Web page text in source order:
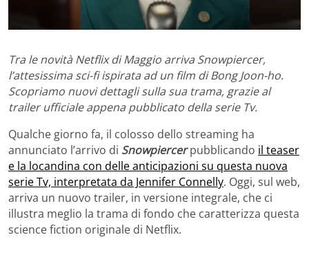
Tra le novità Netflix di Maggio arriva Snowpiercer,
l’attesissima sci-fi ispirata ad un film di Bong Joon-ho.
Scopriamo nuovi dettagli sulla sua trama, grazie al
trailer ufficiale appena pubblicato della serie Tv.
Qualche giorno fa, il colosso dello streaming ha
annunciato l’arrivo di Snowpiercer pubblicando il teaser
e la locandina con delle anticipazioni su questa nuova
serie Tv, interpretata da Jennifer Connelly. Oggi, sul web,
arriva un nuovo trailer, in versione integrale, che ci
illustra meglio la trama di fondo che caratterizza questa
science fiction originale di Netflix.